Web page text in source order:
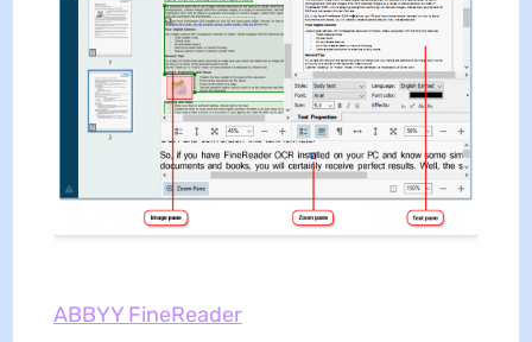
ABBYY FineReader